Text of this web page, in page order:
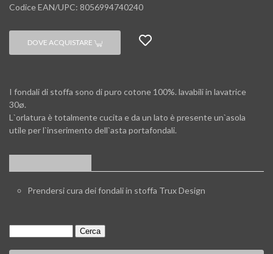
Codice EAN/UPC: 8056994740240
DOVE ACQUISTARE
I fondali di stoffa sono di puro cotone 100%. lavabili in lavatrice
30ø.
L`orlatura è totalmente cucita e da un lato è presente un`asola
utile per l`inserimento dell`asta portafondali.
Prendersi cura dei fondali in stoffa Trux Design